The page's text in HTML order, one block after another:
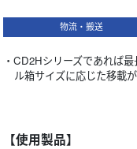
物流・搬送
・CD2Hシリーズであれば
ル箱サイズに応じた移載が
【使用製品】